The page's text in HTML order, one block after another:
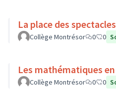
La place des spectacles
Collège Montrésor 0 0
Les mathématiques
Collège Montrésor 0 0